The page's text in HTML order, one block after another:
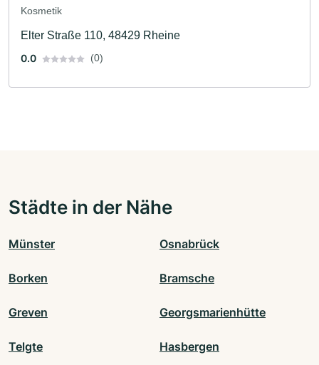
Kosmetik
Elter Straße 110, 48429 Rheine
0.0
(0)
Städte in der Nähe
Münster Osnabrück
Borken Bramsche
Greven Georgsmarienhütte
Telgte Hasbergen